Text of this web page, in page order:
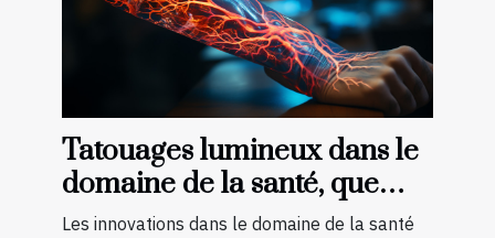
Tatouages lumineux dans le
domaine de la santé, que
faut-il savoir ?
Les innovations dans le domaine de la santé